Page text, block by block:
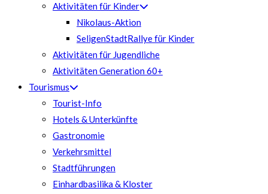
Aktivitäten für Kinder
Nikolaus-Aktion
SeligenStadtRallye für Kinder
Aktivitäten für Jugendliche
Aktivitäten Generation 60+
Tourismus
Tourist-Info
Hotels & Unterkünfte
Gastronomie
Verkehrsmittel
Stadtführungen
Einhardbasilika & Kloster